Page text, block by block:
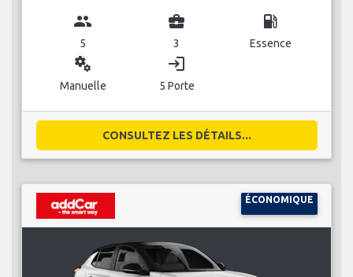
group
5
business_center
3
local_gas_station
Essence
miscellaneous_services
Manuelle
login
5 Porte
CONSULTEZ LES DÉTAILS...
ÉCONOMIQUE